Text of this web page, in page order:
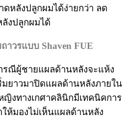
ดหลังปลูกผมได้ง่ายกว่า ลด
งปลูกผมได้
าวรแบบ Shaven FUE
รณีผู้ชายแผลด้านหลังจะแห้ง
มยาวมาปิดแผลด้านหลังภายใน
งทางเกศาคลินิกมีเทคนิคการ
ห้มองไม่เห็นแผลด้านหลัง